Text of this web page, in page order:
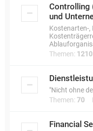
Controlling
und
Kostenarten-,
Themen: 1210
"Nicht ohne
Themen: 70
Financial